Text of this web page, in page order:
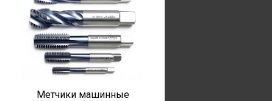
Метчики машинные